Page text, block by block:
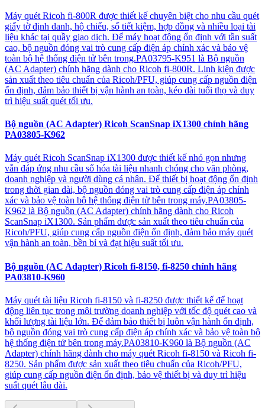
Máy quét Ricoh fi-800R được thiết kế chuyên biệt cho nhu cầu quét
giấy tờ định danh, hộ chiếu, sổ tiết kiệm, hợp đồng và nhiều loại tài
liệu khác tại quầy giao dịch. Để máy hoạt động ổn định với tần suất
cao, bộ nguồn đóng vai trò cung cấp điện áp chính xác và bảo vệ
toàn bộ hệ thống điện tử bên trong.PA03795-K951 là Bộ nguồn
(AC Adapter) chính hãng dành cho Ricoh fi-800R. Linh kiện được
sản xuất theo tiêu chuẩn của Ricoh/PFU, giúp cung cấp nguồn điện
ổn định, đảm bảo thiết bị vận hành an toàn, kéo dài tuổi thọ và duy
trì hiệu suất quét tối ưu.
Bộ nguồn (AC Adapter) Ricoh ScanSnap iX1300 chính hãng
PA03805-K962
Máy quét Ricoh ScanSnap iX1300 được thiết kế nhỏ gọn nhưng
vẫn đáp ứng nhu cầu số hóa tài liệu nhanh chóng cho văn phòng,
doanh nghiệp và người dùng cá nhân. Để thiết bị hoạt động ổn định
trong thời gian dài, bộ nguồn đóng vai trò cung cấp điện áp chính
xác và bảo vệ toàn bộ hệ thống điện tử bên trong máy.PA03805-
K962 là Bộ nguồn (AC Adapter) chính hãng dành cho Ricoh
ScanSnap iX1300. Sản phẩm được sản xuất theo tiêu chuẩn của
Ricoh/PFU, giúp cung cấp nguồn điện ổn định, đảm bảo máy quét
vận hành an toàn, bền bỉ và đạt hiệu suất tối ưu.
Bộ nguồn (AC Adapter) Ricoh fi-8150, fi-8250 chính hãng
PA03810-K960
Máy quét tài liệu Ricoh fi-8150 và fi-8250 được thiết kế để hoạt
động liên tục trong môi trường doanh nghiệp với tốc độ quét cao và
khối lượng tài liệu lớn. Để đảm bảo thiết bị luôn vận hành ổn định,
bộ nguồn đóng vai trò cung cấp điện áp chính xác và bảo vệ toàn bộ
hệ thống điện tử bên trong máy.PA03810-K960 là Bộ nguồn (AC
Adapter) chính hãng dành cho máy quét Ricoh fi-8150 và Ricoh fi-
8250. Sản phẩm được sản xuất theo tiêu chuẩn của Ricoh/PFU,
giúp cung cấp nguồn điện ổn định, bảo vệ thiết bị và duy trì hiệu
suất quét lâu dài.